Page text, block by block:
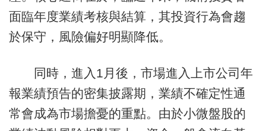
面臨年度業績考核與結算，其投資行為會趨
於保守，風險偏好明顯降低。
同時，進入1月後，市場進入上市公司年
報業績預告的密集披露期，業績不確定性通
常會成為市場擔憂的重點。由於小微盤股的